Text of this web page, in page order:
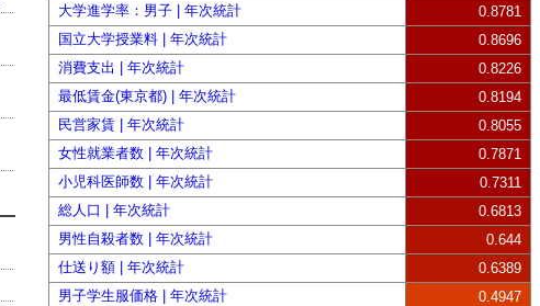
大学進学率：男子 | 年次統計
0.8781
国立大学授業料 | 年次統計
0.8696
消費支出 | 年次統計
0.8226
最低賃金(東京都) | 年次統計
0.8194
民営家賃 | 年次統計
0.8055
女性就業者数 | 年次統計
0.7871
小児科医師数 | 年次統計
0.7311
総人口 | 年次統計
0.6813
男性自殺者数 | 年次統計
0.644
仕送り額 | 年次統計
0.6389
男子学生服価格 | 年次統計
0.4947